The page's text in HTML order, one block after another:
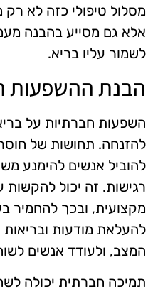
מסלול טיפולי כזה לא
אלא גם מסייע בהבנה
לשמור עליו בריא.
הבנת ההשפעות
השפעות חברתיות על
להזנחה. תחושות של
להוביל אנשים להימנע
רגישות. זה יכול
מקצועית, ובכך להחמיר
להעלאת מודעות ובריאות
המצב, ולעודד אנשים
תמיכה חברתית יכולה